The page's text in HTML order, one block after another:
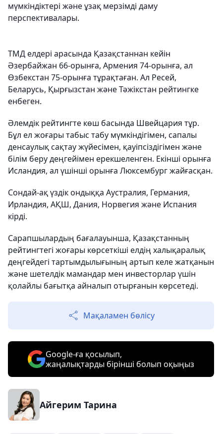
мүмкіндіктері және ұзақ мерзімді даму
перспективалары.
ТМД елдері арасында Қазақстаннан кейін
Әзербайжан 66-орынға, Армения 74-орынға, ал
Өзбекстан 75-орынға тұрақтаған. Ал Ресей,
Беларусь, Қырғызстан және Тәжікстан рейтингке
енбеген.
Әлемдік рейтингте көш басында Швейцария тұр.
Бұл ел жоғары табыс табу мүмкіндігімен, сапалы
денсаулық сақтау жүйесімен, қауіпсіздігімен және
білім беру деңгейімен ерекшеленген. Екінші орынға
Исландия, ал үшінші орынға Люксембург жайғасқан.
Сондай-ақ үздік ондыққа Аустралия, Германия,
Ирландия, АҚШ, Дания, Норвегия және Испания
кірді.
Сарапшылардың бағалауынша, Қазақстанның
рейтингтегі жоғары көрсеткіші елдің халықаралық
деңгейдегі тартымдылығының артып келе жатқанын
және шетелдік мамандар мен инвесторлар үшін
қолайлы бағытқа айналып отырғанын көрсетеді.
Мақаламен бөлісу
Google-ға қосылып,
жаңалықтарды бірінші болып оқыңыз
Айгерим Тарина